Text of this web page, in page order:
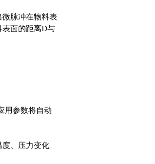
脉冲在物料表
表面的距离D与
用参数将自动
度、压力变化